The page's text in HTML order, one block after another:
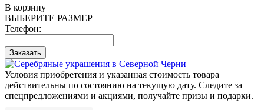
В корзину
ВЫБЕРИТЕ РАЗМЕР
Телефон:
Заказать
Условия приобретения и указанная стоимость товара
действительны по состоянию на текущую дату. Следите за
спецпредложениями и акциями, получайте призы и подарки.